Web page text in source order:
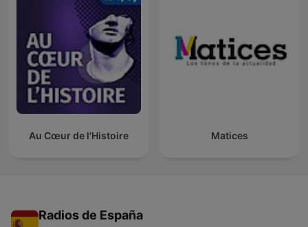
Au Cœur de l'Histoire Matices
Radios de España